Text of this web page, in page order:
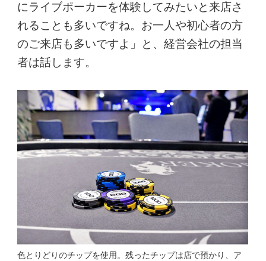
にライブポーカーを体験してみたいと来店さ
れることも多いですね。お一人や初心者の方
のご来店も多いですよ」と、経営会社の担当
者は話します。
色とりどりのチップを使用。残ったチップは店で預かり、ア